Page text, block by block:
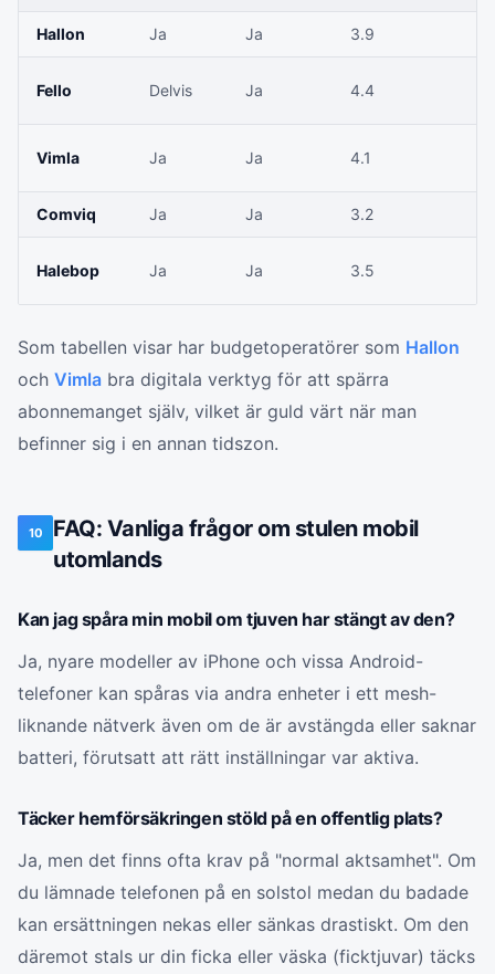
Hallon Ja Ja 3.9
Fello Delvis Ja 4.4
Vimla Ja Ja 4.1
Comviq Ja Ja 3.2
Halebop Ja Ja 3.5
Som tabellen visar har budgetoperatörer som Hallon
och Vimla bra digitala verktyg för att spärra
abonnemanget själv, vilket är guld värt när man
befinner sig i en annan tidszon.
10
FAQ: Vanliga frågor om stulen mobil
utomlands
Kan jag spåra min mobil om tjuven har stängt av den?
Ja, nyare modeller av iPhone och vissa Android-
telefoner kan spåras via andra enheter i ett mesh-
liknande nätverk även om de är avstängda eller saknar
batteri, förutsatt att rätt inställningar var aktiva.
Täcker hemförsäkringen stöld på en offentlig plats?
Ja, men det finns ofta krav på "normal aktsamhet". Om
du lämnade telefonen på en solstol medan du badade
kan ersättningen nekas eller sänkas drastiskt. Om den
däremot stals ur din ficka eller väska (ficktjuvar) täcks